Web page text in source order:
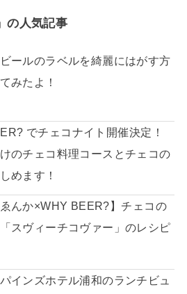
」の人気記事
ールのラベルを綺麗にはがす方
みたよ！
でチェコナイト開催決定！
のチェコ料理コースとチェコの
めます！
ゑんか×WHY BEER?】チェコの
スヴィーチコヴァー」のレシピ
インズホテル浦和のランチビュ